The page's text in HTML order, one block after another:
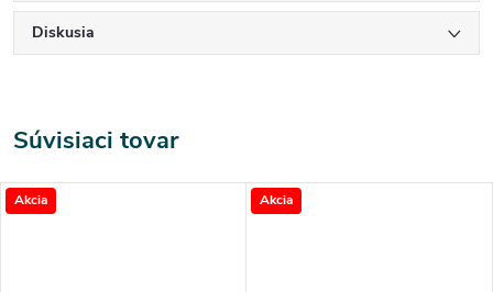
Diskusia
Súvisiaci tovar
Akcia Akcia